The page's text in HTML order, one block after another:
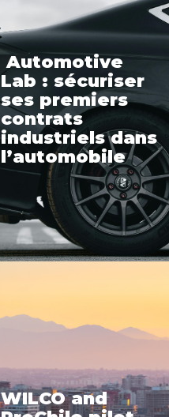
Automotive
Lab : sécuriser
ses premiers
contrats
industriels dans
l’automobile
WILCO and